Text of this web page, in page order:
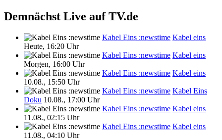
Demnächst Live auf TV.de
Kabel Eins :newstime Kabel eins
Heute, 16:20 Uhr
Kabel Eins :newstime Kabel eins
Morgen, 16:00 Uhr
Kabel Eins :newstime Kabel eins
10.08., 15:50 Uhr
Kabel Eins :newstime Kabel Eins
Doku 10.08., 17:00 Uhr
Kabel Eins :newstime Kabel eins
11.08., 02:15 Uhr
Kabel Eins :newstime Kabel eins
11.08., 04:10 Uhr